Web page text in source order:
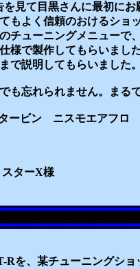
を見て目黒さんに最初に
もよく信頼のおけるショ
チューニングメニューで
様で製作してもらいまし
で説明してもらいました
も忘れられません。まる
ービン ニスモエアフ
ターX様
Rを、某チューニングシ